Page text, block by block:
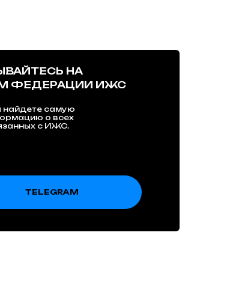
найдете самую
о всех
с ИЖС.
НА
ФЕДЕРАЦИИ ИЖС
TELEGRAM